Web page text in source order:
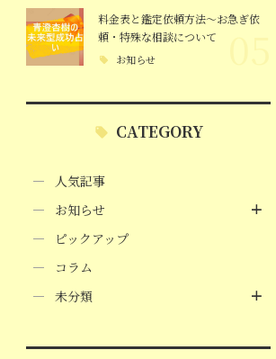
料金表と鑑定依頼方法～お急ぎ依
頼・特殊な相談について
お知らせ
CATEGORY
人気記事
お知らせ
ピックアップ
コラム
未分類